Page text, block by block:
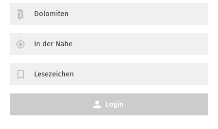
Dolomiten
In der Nähe
Lesezeichen
Login